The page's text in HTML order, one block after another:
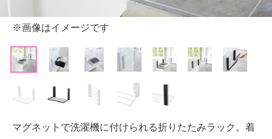
※画像はイメージです
マグネットで洗濯機に付けられる折りたたみラック。着